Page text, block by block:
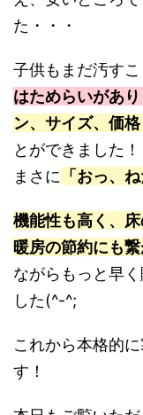
た・・・
子供もまだ汚すこ
はためらいがあ
ン、サイズ、価
とができました！
まさに 「おっ、
機能性も高く、
暖房の節約にも
ながらもっと早
した(^-^;
これから本格的
す！